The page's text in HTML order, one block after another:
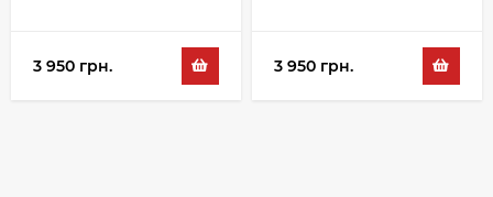
3 950 грн. 3 950 грн.